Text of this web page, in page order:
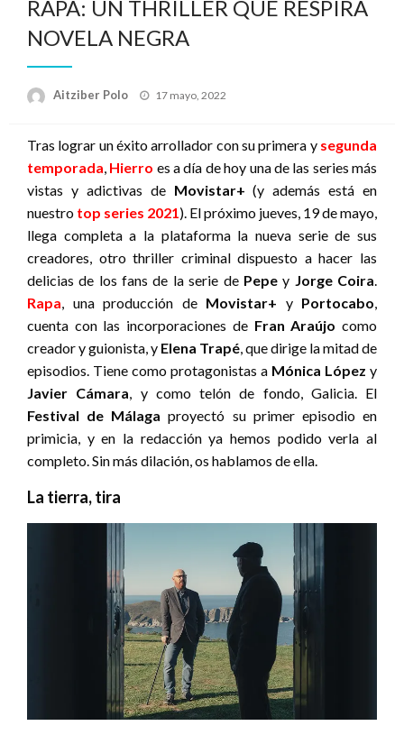
RAPA: UN THRILLER QUE RESPIRA
NOVELA NEGRA
Aitziber Polo
Publicado
17 mayo, 2022
Tras lograr un éxito arrollador con su primera y segunda
temporada, Hierro es a día de hoy una de las series más
vistas y adictivas de Movistar+(y además está en
nuestro top series 2021). El próximo jueves, 19 de mayo,
llega completa a la plataforma la nueva serie de sus
creadores, otro thriller criminal dispuesto a hacer las
delicias de los fans de la serie de Pepey Jorge Coira.
Rapa, una producción de Movistar+ y Portocabo,
cuenta con las incorporaciones de Fran Araújo como
creador y guionista, y Elena Trapé, que dirige la mitad de
episodios. Tiene como protagonistas a Mónica López y
Javier Cámara, y como telón de fondo, Galicia. El
Festival de Málaga proyectó su primer episodio en
primicia, y en la redacción ya hemos podido verla al
completo. Sin más dilación, os hablamos de ella.
La tierra, tira